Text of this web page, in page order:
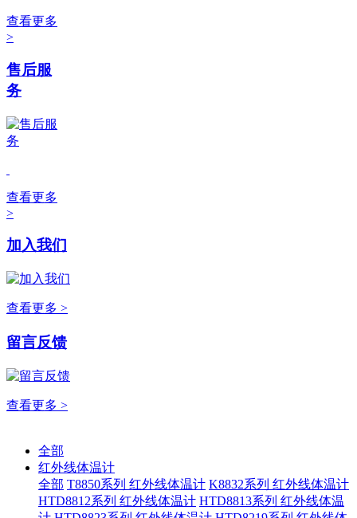
查看更多
>
售后服
务
查看更多
>
加入我们
查看更多 >
留言反馈
查看更多 >
全部
红外线体温计
全部 T8850系列 红外线体温计 K8832系列 红外线体温计
HTD8812系列 红外线体温计 HTD8813系列 红外线体温